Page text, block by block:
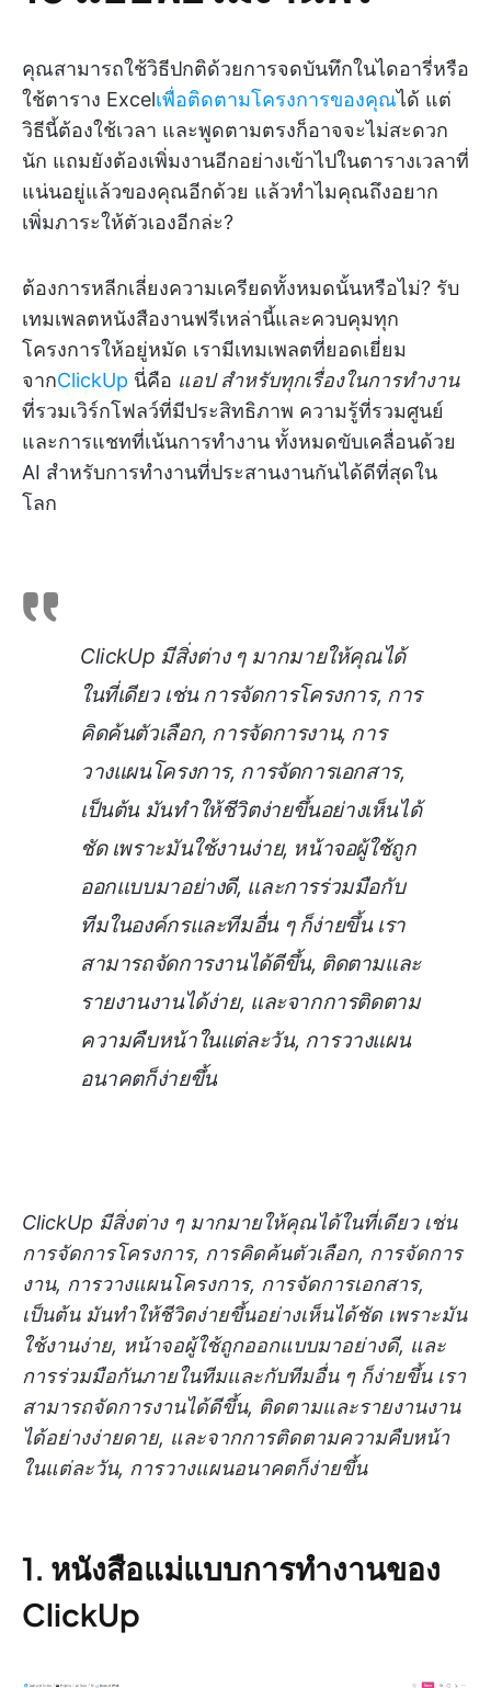
คุณสามารถใช้วิธีปกติด้วยการจดบันทึกในไดอารี่หรือ
ใช้ตาราง Excelเพื่อติดตามโครงการของคุณได้ แต่
วิธีนี้ต้องใช้เวลา และพูดตามตรงก็อาจจะไม่สะดวก
นัก แถมยังต้องเพิ่มงานอีกอย่างเข้าไปในตารางเวลาที่
แน่นอยู่แล้วของคุณอีกด้วย แล้วทำไมคุณถึงอยาก
เพิ่มภาระให้ตัวเองอีกล่ะ?
ต้องการหลีกเลี่ยงความเครียดทั้งหมดนั้นหรือไม่? รับ
เทมเพลตหนังสืองานฟรีเหล่านี้และควบคุมทุก
โครงการให้อยู่หมัด เรามีเทมเพลตที่ยอดเยี่ยม
จากClickUp นี่คือ แอป สำหรับทุกเรื่องในการทำงาน
ที่รวมเวิร์กโฟลว์ที่มีประสิทธิภาพ ความรู้ที่รวมศูนย์
และการแชทที่เน้นการทำงาน ทั้งหมดขับเคลื่อนด้วย
AI สำหรับการทำงานที่ประสานงานกันได้ดีที่สุดใน
โลก
ClickUp มีสิ่งต่าง ๆ มากมายให้คุณได้
ในที่เดียว เช่น การจัดการโครงการ, การ
คิดค้นตัวเลือก, การจัดการงาน, การ
วางแผนโครงการ, การจัดการเอกสาร,
เป็นต้น มันทำให้ชีวิตง่ายขึ้นอย่างเห็นได้
ชัด เพราะมันใช้งานง่าย, หน้าจอผู้ใช้ถูก
ออกแบบมาอย่างดี, และการร่วมมือกับ
ทีมในองค์กรและทีมอื่น ๆ ก็ง่ายขึ้น เรา
สามารถจัดการงานได้ดีขึ้น, ติดตามและ
รายงานงานได้ง่าย, และจากการติดตาม
ความคืบหน้าในแต่ละวัน, การวางแผน
อนาคตก็ง่ายขึ้น
ClickUp มีสิ่งต่าง ๆ มากมายให้คุณได้ในที่เดียว เช่น
การจัดการโครงการ, การคิดค้นตัวเลือก, การจัดการ
งาน, การวางแผนโครงการ, การจัดการเอกสาร,
เป็นต้น มันทำให้ชีวิตง่ายขึ้นอย่างเห็นได้ชัด เพราะมัน
ใช้งานง่าย, หน้าจอผู้ใช้ถูกออกแบบมาอย่างดี, และ
การร่วมมือกันภายในทีมและกับทีมอื่น ๆ ก็ง่ายขึ้น เรา
สามารถจัดการงานได้ดีขึ้น, ติดตามและรายงานงาน
ได้อย่างง่ายดาย, และจากการติดตามความคืบหน้า
ในแต่ละวัน, การวางแผนอนาคตก็ง่ายขึ้น
1. หนังสือแม่แบบการทำงานของ
ClickUp